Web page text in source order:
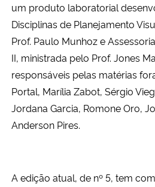
Advocacia-Geral da União
Banco Central do Brasil
Planalto
um produto laboratorial
Disciplinas de Planejamento
Prof. Paulo Munhoz e
II, ministrada pelo Prof. Jones
responsáveis pelas matérias
Portal, Marília Zabot, Sérgio
Jordana Garcia, Romone Oro,
Anderson Pires.
A edição atual, de nº 5, tem